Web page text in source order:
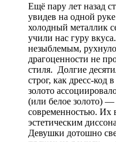
Ещё пару лет назад
увидев на одной
холодный металлик
учили нас гуру
незыблемым,
драгоценности не
стиля. Долгие
строг, как дресс-код
золото
(или белое золото)
современностью. Их
эстетическим
Девушки дотошно